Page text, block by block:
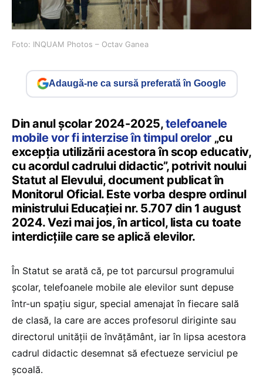
Foto: INQUAM Photos – Octav Ganea
Adaugă-ne ca sursă preferată în Google
Din anul școlar 2024-2025,telefoanele
mobile vor fi interzise în timpul orelor „cu
excepția utilizării acestora în scop educativ,
cu acordul cadrului didactic”, potrivit noului
Statut al Elevului, document publicat în
Monitorul Oficial. Este vorba despre ordinul
ministrului Educației nr. 5.707 din 1 august
2024. Vezi mai jos, în articol, lista cu toate
interdicțiile care se aplică elevilor.
În Statut se arată că, pe tot parcursul programului
școlar, telefoanele mobile ale elevilor sunt depuse
într-un spațiu sigur, special amenajat în fiecare sală
de clasă, la care are acces profesorul diriginte sau
directorul unității de învățământ, iar în lipsa acestora
cadrul didactic desemnat să efectueze serviciul pe
școală.